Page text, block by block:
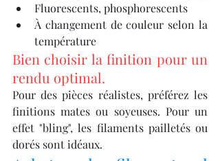
Fluorescents, phosphorescents
À changement de couleur selon la
température
Bien choisir la finition pour un
rendu optimal.
Pour des pièces réalistes, préférez les
finitions mates ou soyeuses. Pour un
effet "bling", les filaments pailletés ou
dorés sont idéaux.